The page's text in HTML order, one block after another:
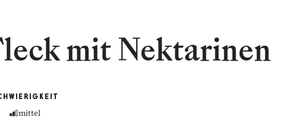
mit Nektarinen
mittel